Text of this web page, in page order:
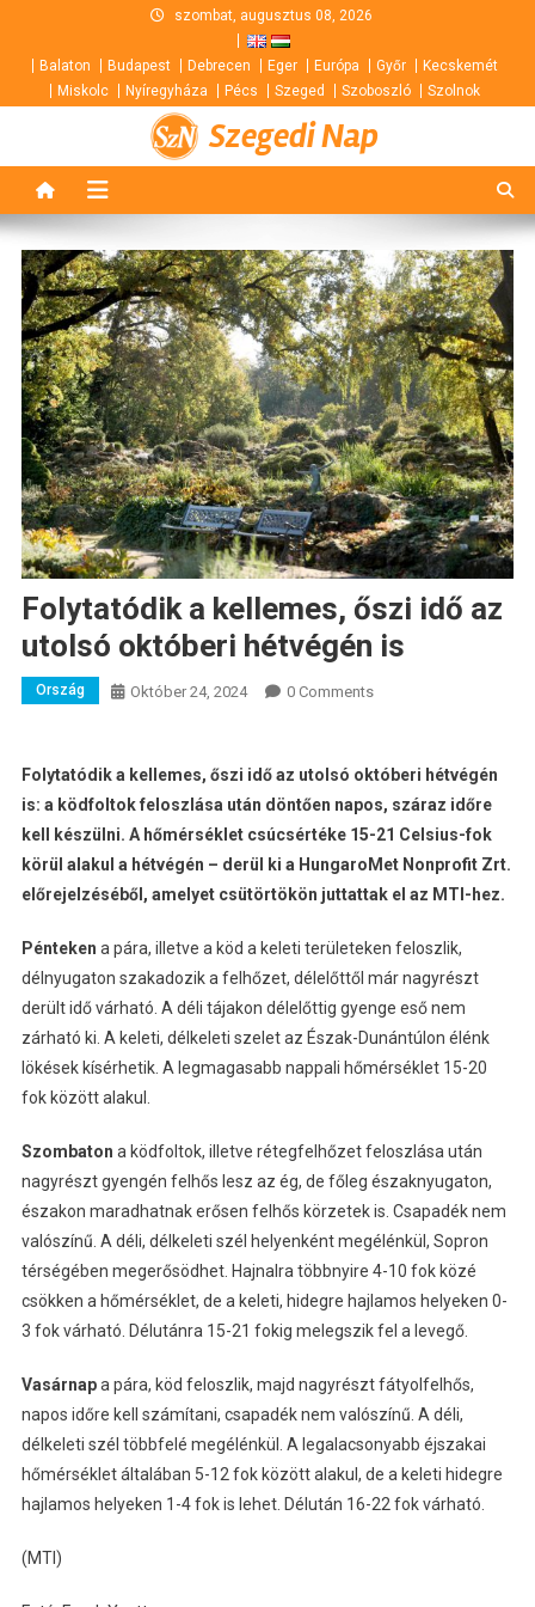
content
szombat, augusztus 08, 2026
Balaton Budapest Debrecen Eger Európa Győr
Kecskemét
Miskolc
Nyíregyháza Pécs Szeged Szoboszló Szolnok
Szegedi Nap
Folytatódik a kellemes, őszi idő az
utolsó októberi hétvégén is
Ország Október 24, 2024 0 Comments
Folytatódik a kellemes, őszi idő az utolsó októberi hétvégén
is: a ködfoltok feloszlása után döntően napos, száraz időre
kell készülni. A hőmérséklet csúcsértéke 15-21 Celsius-fok
körül alakul a hétvégén – derül ki a HungaroMet Nonprofit Zrt.
előrejelzéséből, amelyet csütörtökön juttattak el az MTI-hez.
Pénteken a pára, illetve a köd a keleti területeken feloszlik,
délnyugaton szakadozik a felhőzet, délelőttől már nagyrészt
derült idő várható. A déli tájakon délelőttig gyenge eső nem
zárható ki. A keleti, délkeleti szelet az Észak-Dunántúlon élénk
lökések kísérhetik. A legmagasabb nappali hőmérséklet 15-20
fok között alakul.
Szombaton a ködfoltok, illetve rétegfelhőzet feloszlása után
nagyrészt gyengén felhős lesz az ég, de főleg északnyugaton,
északon maradhatnak erősen felhős körzetek is. Csapadék nem
valószínű. A déli, délkeleti szél helyenként megélénkül, Sopron
térségében megerősödhet. Hajnalra többnyire 4-10 fok közé
csökken a hőmérséklet, de a keleti, hidegre hajlamos helyeken 0-
3 fok várható. Délutánra 15-21 fokig melegszik fel a levegő.
Vasárnapa pára, köd feloszlik, majd nagyrészt fátyolfelhős,
napos időre kell számítani, csapadék nem valószínű. A déli,
délkeleti szél többfelé megélénkül. A legalacsonyabb éjszakai
hőmérséklet általában 5-12 fok között alakul, de a keleti hidegre
hajlamos helyeken 1-4 fok is lehet. Délután 16-22 fok várható.
(MTI)